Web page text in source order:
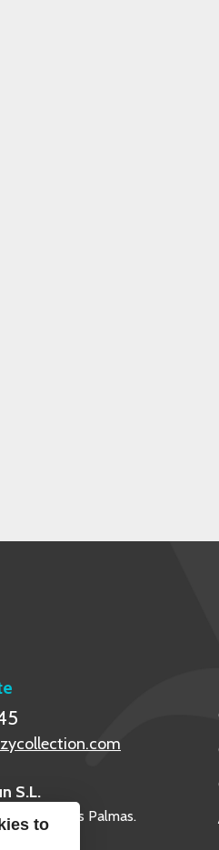
S.L.
Las Palmas.
to